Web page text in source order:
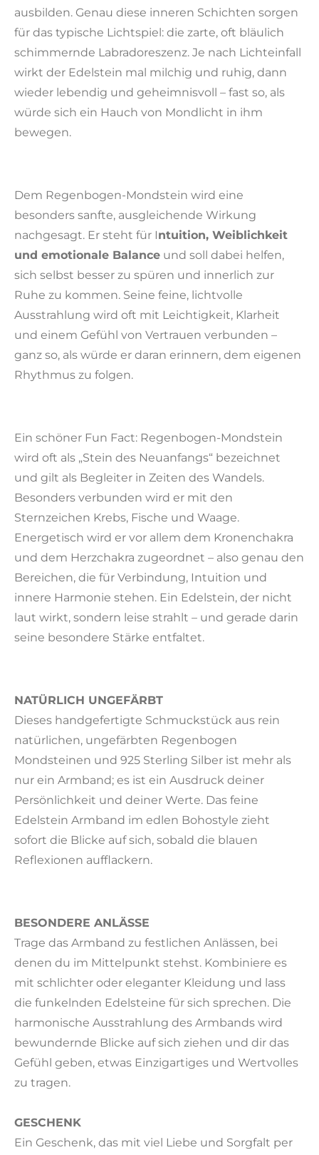
ausbilden. Genau diese inneren Schichten sorgen
für das typische Lichtspiel: die zarte, oft bläulich
schimmernde Labradoreszenz. Je nach Lichteinfall
wirkt der Edelstein mal milchig und ruhig, dann
wieder lebendig und geheimnisvoll – fast so, als
würde sich ein Hauch von Mondlicht in ihm
bewegen.
Dem Regenbogen-Mondstein wird eine
besonders sanfte, ausgleichende Wirkung
nachgesagt. Er steht für Intuition, Weiblichkeit
und emotionale Balance und soll dabei helfen,
sich selbst besser zu spüren und innerlich zur
Ruhe zu kommen. Seine feine, lichtvolle
Ausstrahlung wird oft mit Leichtigkeit, Klarheit
und einem Gefühl von Vertrauen verbunden –
ganz so, als würde er daran erinnern, dem eigenen
Rhythmus zu folgen.
Ein schöner Fun Fact: Regenbogen-Mondstein
wird oft als „Stein des Neuanfangs“ bezeichnet
und gilt als Begleiter in Zeiten des Wandels.
Besonders verbunden wird er mit den
Sternzeichen Krebs, Fische und Waage.
Energetisch wird er vor allem dem Kronenchakra
und dem Herzchakra zugeordnet – also genau den
Bereichen, die für Verbindung, Intuition und
innere Harmonie stehen. Ein Edelstein, der nicht
laut wirkt, sondern leise strahlt – und gerade darin
seine besondere Stärke entfaltet.
NATÜRLICH UNGEFÄRBT
Dieses handgefertigte Schmuckstück aus rein
natürlichen, ungefärbten Regenbogen
Mondsteinen und 925 Sterling Silber ist mehr als
nur ein Armband; es ist ein Ausdruck deiner
Persönlichkeit und deiner Werte. Das feine
Edelstein Armband im edlen Bohostyle zieht
sofort die Blicke auf sich, sobald die blauen
Reflexionen aufflackern.
BESONDERE ANLÄSSE
Trage das Armband zu festlichen Anlässen, bei
denen du im Mittelpunkt stehst. Kombiniere es
mit schlichter oder eleganter Kleidung und lass
die funkelnden Edelsteine für sich sprechen. Die
harmonische Ausstrahlung des Armbands wird
bewundernde Blicke auf sich ziehen und dir das
Gefühl geben, etwas Einzigartiges und Wertvolles
zu tragen.
GESCHENK
Ein Geschenk, das mit viel Liebe und Sorgfalt per